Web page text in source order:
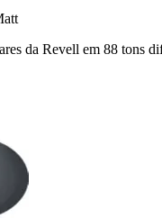
da Revell em 88 tons